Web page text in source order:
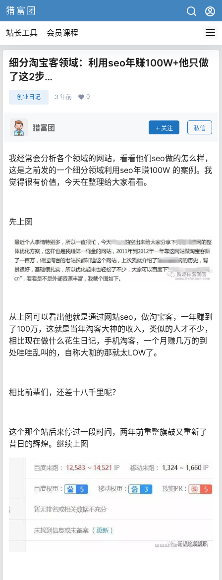
猎富团
站长工具 会员课程
细分淘宝客领域：利用seo年赚100W+他只做
了这2步…
创业日记 3 年前 0
猎富团 关注 私信
我经常会分析各个领域的网站，看看他们seo做的怎么样，
这是之前发的一个细分领域利用seo年赚100W 的案例。我
觉得很有价值，今天在整理给大家看看。
先上图
从上图可以看出他就是通过网站seo，做淘宝客，一年赚到
了100万，这就是当年淘客大神的收入，类似的人才不少，
相比现在做什么花生日记，手机淘客，一个月赚几万的到
处哇哇乱叫的，自称大咖的那就太LOW了。
相比前辈们，还差十八千里呢？
这个那个站后来停过一段时间，两年前重整旗鼓又重新了
昔日的辉煌。继续上图